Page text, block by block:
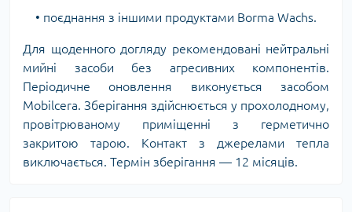
• поєднання з іншими продуктами Borma Wachs.
Для щоденного догляду рекомендовані нейтральні
мийні засоби без агресивних компонентів.
Періодичне оновлення виконується засобом
Mobilcera. Зберігання здійснюється у прохолодному,
провітрюваному приміщенні з герметично
закритою тарою. Контакт з джерелами тепла
виключається. Термін зберігання — 12 місяців.